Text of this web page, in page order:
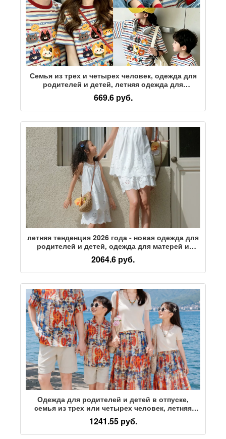
Семья из трех и четырех человек, одежда для
родителей и детей, летняя одежда для
маленьких месячных и годовалых детей в
мультяшную полоску с короткими рукавами,
уличная одежда для матери и ребенка, а также
669.6 руб.
летняя тенденция 2026 года - новая одежда для
родителей и детей, одежда для матерей и
женщин, модная уличная белая блузка без
рукавов с полой юбкой, костюм
2064.6 руб.
Одежда для родителей и детей в отпуске,
семья из трех или четырех человек, летняя
одежда, фотография на берегу моря, рубашка
для матери и ребенка, юбочный костюм для
матери и дочери с короткими рукавами
1241.55 руб.